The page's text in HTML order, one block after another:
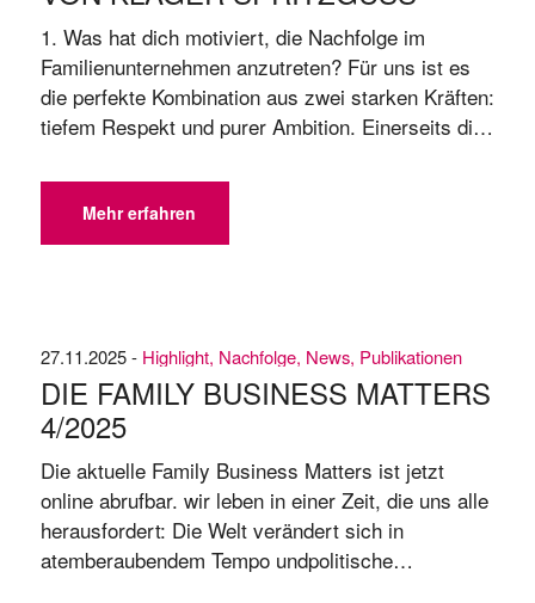
1. Was hat dich motiviert, die Nachfolge im
Familienunternehmen anzutreten? Für uns ist es
die perfekte Kombination aus zwei starken Kräften:
tiefem Respekt und purer Ambition. Einerseits die
aufgebaut hat – ein Unternehmen, das für Qualität
und Präzision „Made in Black Forest“ steht.
Andererseits sehen wir als neue Generation ...
Mehr erfahren
27.11.2025 - Highlight, Nachfolge, News, Publikationen
DIE FAMILY BUSINESS MATTERS
4/​2025
Die aktuelle Family Business Matters ist jetzt
online abrufbar. wir leben in einer Zeit, die uns alle
herausfordert: Die Welt verändert sich in
atemberaubendem Tempo undpolitische